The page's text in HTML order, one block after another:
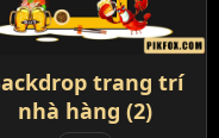
trang trí
nhà hàng (2)